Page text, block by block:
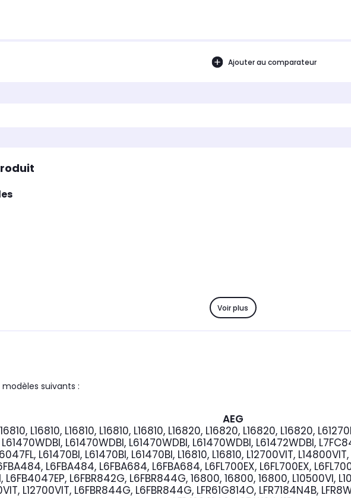
Ajouter au comparateur
Voir plus
suivants :
AEG
L16810, L16810, L16810, L16810, L16820, L16820, L16820, L16820,
L61470WDBI, L61470WDBI, L61470WDBI, L61472WDBI,
L61470BI, L61470BI, L61470BI, L16810, L16810, L12700VIT,
L6FBA484, L6FBA684, L6FBA684, L6FL700EX, L6FL700EX,
L6FB4047EP, L6FBR842G, L6FBR844G, 16800, 16800, 16800, L10500VI,
L12700VIT, L6FBR844G, L6FBR844G, LFR61G814O, LFR7184N4B,